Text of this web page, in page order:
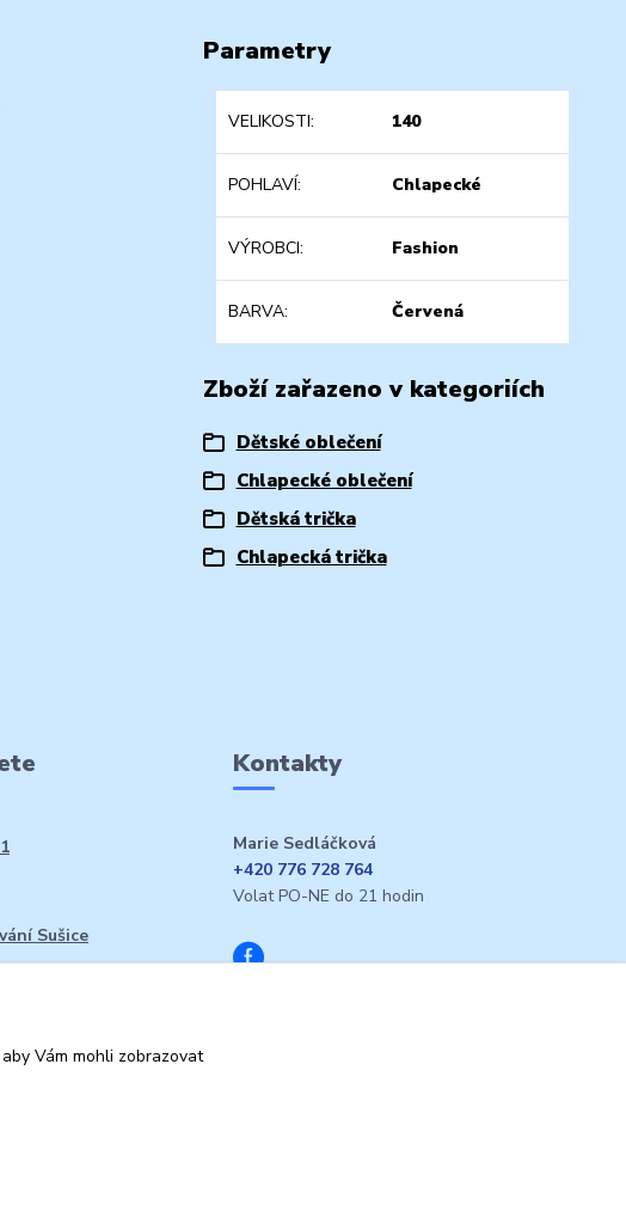
Parametry
VELIKOSTI 140
POHLAVÍ Chlapecké
VÝROBCI Fashion
BARVA Červená
Zboží zařazeno v kategoriích
Dětské oblečení
Chlapecké oblečení
Dětská trička
Chlapecká trička
Sušice
Kontakty
Marie Sedláčková
+420 776 728 764
Volat PO-NE do 21 hodin
Vám mohli zobrazovat